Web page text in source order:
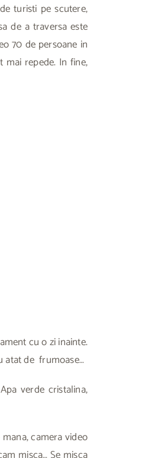
turisti pe scutere,
de a traversa este
70 de persoane in
mai repede. In fine,
cu o zi inainte.
atat de frumoase…
verde cristalina,
camera video